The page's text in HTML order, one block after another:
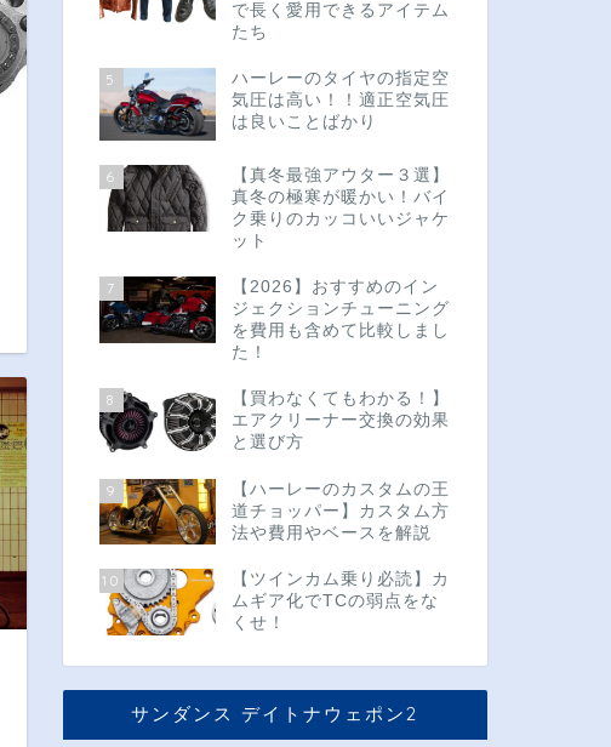
で長く愛用できるアイテム
たち
5
ハーレーのタイヤの指定空
気圧は高い！！適正空気圧
は良いことばかり
6
【真冬最強アウター３選】
真冬の極寒が暖かい！バイ
ク乗りのカッコいいジャケ
ット
7
【2026】おすすめのイン
ジェクションチューニング
を費用も含めて比較しまし
た！
8
【買わなくてもわかる！】
エアクリーナー交換の効果
と選び方
9
【ハーレーのカスタムの王
道チョッパー】カスタム方
法や費用やベースを解説
10
【ツインカム乗り必読】カ
ムギア化でTCの弱点をな
くせ！
サンダンス デイトナウェポン2